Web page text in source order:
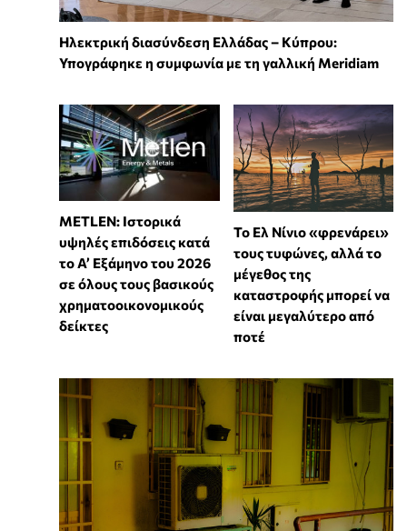
Ηλεκτρική διασύνδεση Ελλάδας – Κύπρου:
Υπογράφηκε η συμφωνία με τη γαλλική Meridiam
METLEN: Ιστορικά
υψηλές επιδόσεις κατά
το Α’ Εξάμηνο του 2026
σε όλους τους βασικούς
χρηματοοικονομικούς
δείκτες
Το Ελ Νίνιο «φρενάρει»
τους τυφώνες, αλλά το
μέγεθος της
καταστροφής μπορεί να
είναι μεγαλύτερο από
ποτέ